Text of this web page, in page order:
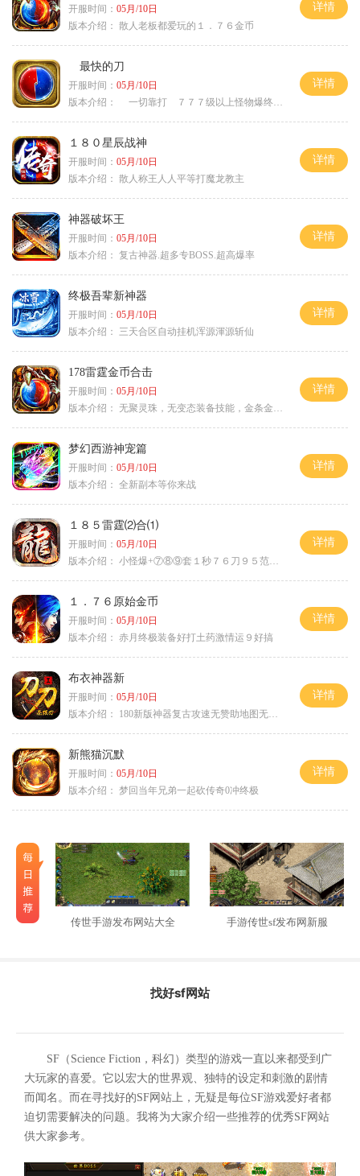
开服时间： 05月/10日
版本介绍： 散人老板都爱玩的１．７６金币
详情
最快的刀
开服时间： 05月/10日
版本介绍：
一切靠打 ７７７级以上怪物爆终极
详情
１８０星辰战神
开服时间： 05月/10日
版本介绍： 散人称王人人平等打魔龙教主
详情
神器破坏王
开服时间： 05月/10日
版本介绍： 复古神器.超多专BOSS.超高爆率
详情
终极吾辈新神器
开服时间： 05月/10日
版本介绍：
三天合区自动挂机浑源渾源斩仙
详情
178雷霆金币合击
开服时间： 05月/10日
版本介绍： 无聚灵珠，无变态装备技能，金条金刚石保底
详情
梦幻西游神宠篇
开服时间： 05月/10日
版本介绍： 全新副本等你来战
详情
１８５雷霆⑵合⑴
开服时间： 05月/10日
版本介绍： 小怪爆+⑦⑧⑨套１秒７６刀９５范围捡
详情
１．７６原始金币
开服时间： 05月/10日
版本介绍： 赤月终极装备好打土药激情运９好搞
详情
布衣神器新
开服时间： 05月/10日
版本介绍：
180新版神器复古攻速无赞助地图无排行
详情
新熊猫沉默
开服时间： 05月/10日
版本介绍： 梦回当年兄弟一起砍传奇0冲终极
详情
传世手游发布网站大全 手游传世sf发布网新服
找好sf网站
SF（Science Fiction，科幻）类型的游戏一直以来都受到广
大玩家的喜爱。它以宏大的世界观、独特的设定和刺激的剧情
而闻名。而在寻找好的SF网站上，无疑是每位SF游戏爱好者都
迫切需要解决的问题。我将为大家介绍一些推荐的优秀SF网站
供大家参考。